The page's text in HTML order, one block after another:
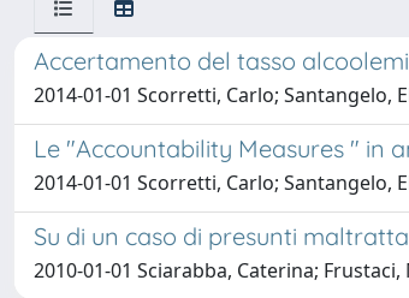
Accertamento del tasso
2014-01-01 Scorretti, Carlo; Santangelo,
Le "Accountability Measures " in
2014-01-01 Scorretti, Carlo; Santangelo,
Su di un caso di presunti
2010-01-01 Sciarabba, Caterina;